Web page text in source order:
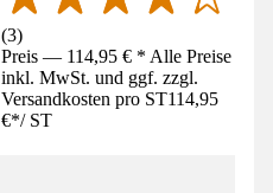
(3)
Preis — 114,95 € * Alle Preise
inkl. MwSt. und ggf. zzgl.
Versandkosten pro ST114,95
€*/ ST